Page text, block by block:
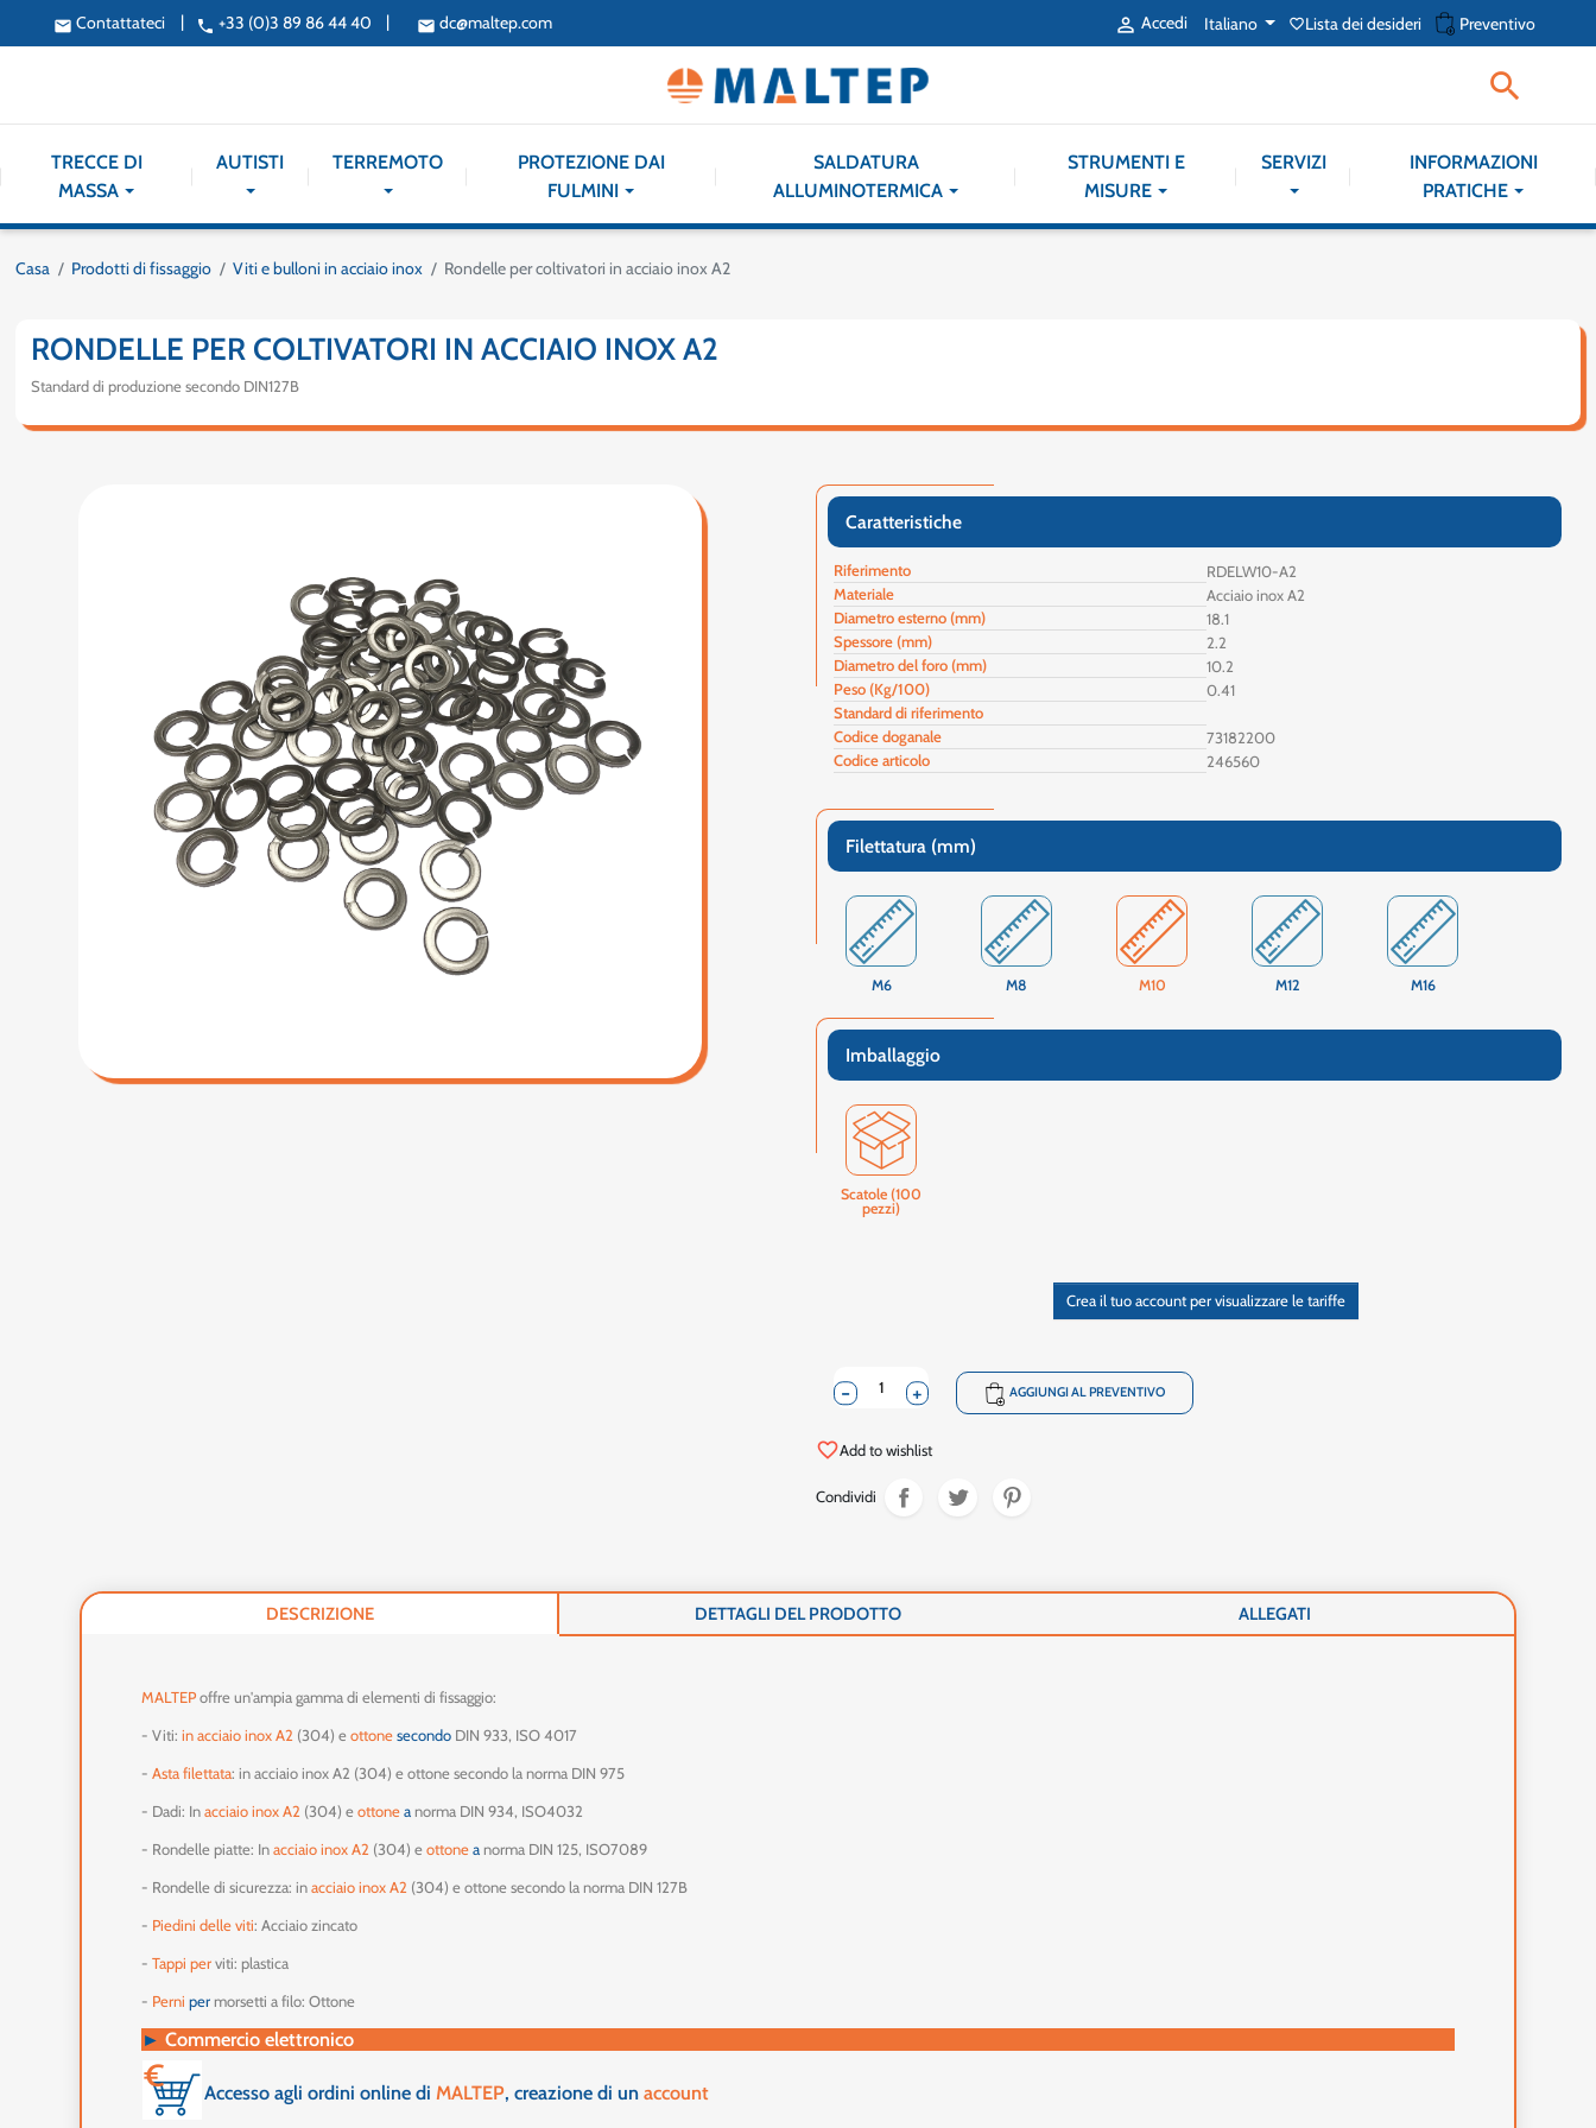
email Contattateci | phone +33 (0)3 89 86 44 40 | email dc@maltep.com  Accedi Italiano favorite_borderLista dei desideri shopping_cart Preventivo

TRECCE DI
MASSA
AUTISTI TERREMOTO
PROTEZIONE DAI
FULMINI
SALDATURA
ALLUMINOTERMICA
STRUMENTI E
MISURE
SERVIZI
INFORMAZIONI
PRATICHE
Casa Prodotti di fissaggio Viti e bulloni in acciaio inox Rondelle per coltivatori in acciaio inox A2
RONDELLE PER COLTIVATORI IN ACCIAIO INOX A2
Standard di produzione secondo DIN127B
Caratteristiche
Riferimento
RDELW10-A2
Materiale
Acciaio inox A2
Diametro esterno (mm)
18.1
Spessore (mm)
2.2
Diametro del foro (mm)
10.2
Peso (Kg/100)
0.41
Standard di riferimento
Codice doganale
73182200
Codice articolo
246560
Filettatura (mm)
M6 M8 M10 M12 M16
Imballaggio
Scatole (100
pezzi)
Crea il tuo account per visualizzare le tariffe
+
- shopping_cart AGGIUNGI AL PREVENTIVO
favorite_borderAdd to wishlist
Condividi
DESCRIZIONE DETTAGLI DEL PRODOTTO ALLEGATI
MALTEPoffre un'ampia gamma di elementi di fissaggio:
- Viti:in acciaio inox A2 (304) eottonesecondo DIN 933, ISO 4017
-Asta filettata: in acciaio inox A2 (304) e ottone secondo la norma DIN 975
- Dadi: Inacciaio inox A2 (304) eottoneanorma DIN 934, ISO4032
- Rondelle piatte: Inacciaio inox A2 (304) eottoneanorma DIN 125, ISO7089
- Rondelle di sicurezza: inacciaio inox A2 (304) e ottone secondo la norma DIN 127B
- Piedini delle viti: Acciaio zincato
-Tappi per viti: plastica
- Perni permorsetti a filo: Ottone
► Commercio elettronico
Accesso agli ordini online di MALTEP, creazione di unaccount